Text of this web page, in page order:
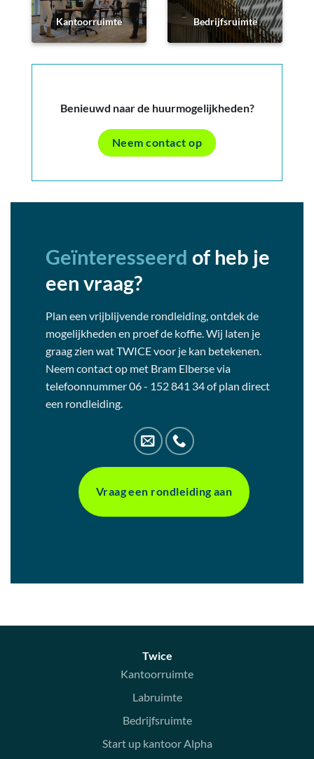
Kantoorruimte Bedrijfsruimte
Benieuwd naar de huurmogelijkheden?
Neem contact op
Geïnteresseerd of heb je
een vraag?
Plan een vrijblijvende rondleiding, ontdek de
mogelijkheden en proef de koffie. Wij laten je
graag zien wat TWICE voor je kan betekenen.
Neem contact op met Bram Elberse via
telefoonnummer 06 - 152 841 34 of plan direct
een rondleiding.
Vraag een rondleiding aan
Twice
Kantoorruimte
Labruimte
Bedrijfsruimte
Start up kantoor Alpha